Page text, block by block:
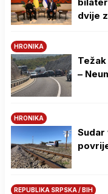
dvije
HRONIKA
–
HRONIKA
Sudar
REPUBLIKA SRPSKA / BIH